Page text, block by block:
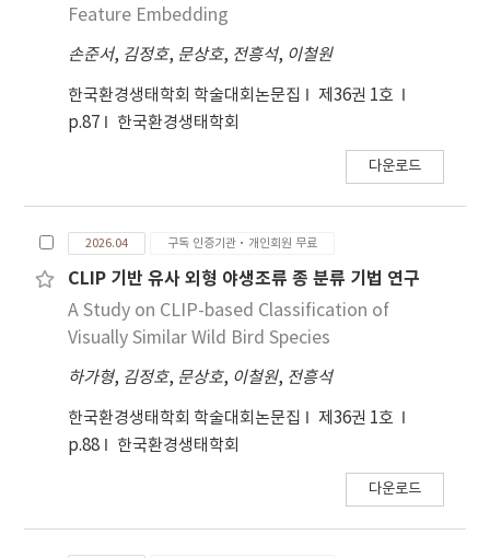
Feature Embedding
손준서, 김정호, 문상호, 전흥석, 이철원
한국환경생태학회 학술대회논문집
제36권 1호
p.87
한국환경생태학회
다운로드
2026.04 구독 인증기관·개인회원 무료
CLIP 기반 유사 외형 야생조류 종 분류 기법 연구
A Study on CLIP-based Classification of
Visually Similar Wild Bird Species
하가형, 김정호, 문상호, 이철원, 전흥석
한국환경생태학회 학술대회논문집
제36권 1호
p.88
한국환경생태학회
다운로드